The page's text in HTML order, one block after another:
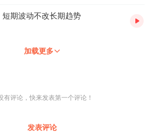
期波动不改长期趋势
加载更多
有评论，快来发表第一个评论！
发表评论